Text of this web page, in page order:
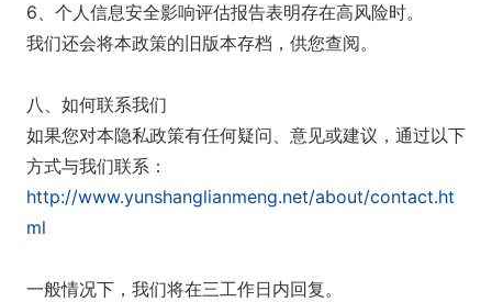
6、个人信息安全影响评估报告表明存在高风险时。
我们还会将本政策的旧版本存档，供您查阅。
八、如何联系我们
如果您对本隐私政策有任何疑问、意见或建议，通过以下
方式与我们联系：
http://www.yunshanglianmeng.net/about/contact.ht
ml
一般情况下，我们将在三工作日内回复。